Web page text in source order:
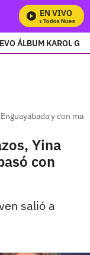
EN VIVO
Mira Todos Nuestros
ÁLBUM KAROL G
Enguayabada y con
Yina
con
salió a